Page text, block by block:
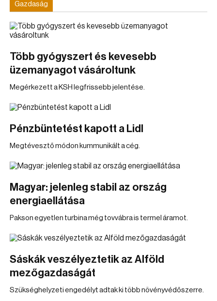
Gazdaság
Több gyógyszert és kevesebb
üzemanyagot vásároltunk
Megérkezett a KSH legfrissebb jelentése.
Pénzbüntetést kapott a Lidl
Megtévesztő módon kummunikált a cég.
Magyar: jelenleg stabil az ország
energiaellátása
Pakson egyetlen turbina még tovvábra is termel áramot.
Sáskák veszélyeztetik az Alföld
mezőgazdaságát
Szükséghelyzeti engedélyt adtak ki több növényvédőszerre.